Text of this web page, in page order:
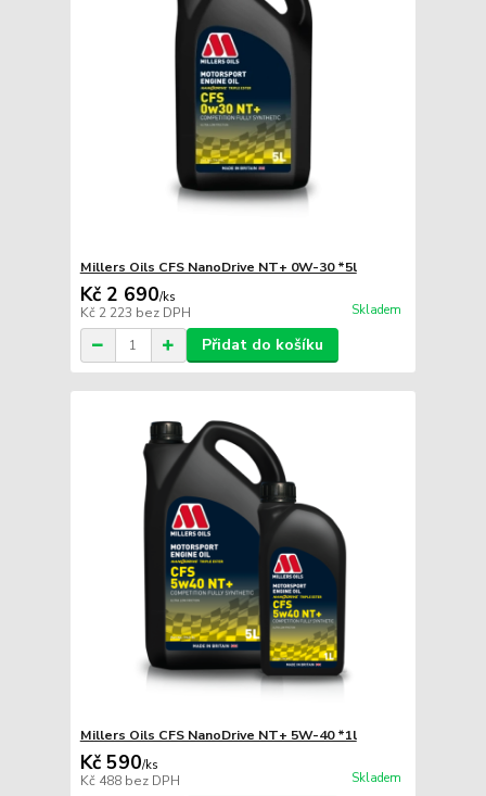
Millers Oils CFS NanoDrive NT+ 0W-30 *5l
Kč 2 690/ks
Kč 2 223 bez DPH Skladem
Přidat do košíku
Millers Oils CFS NanoDrive NT+ 5W-40 *1l
Kč 590/ks
Kč 488 bez DPH Skladem